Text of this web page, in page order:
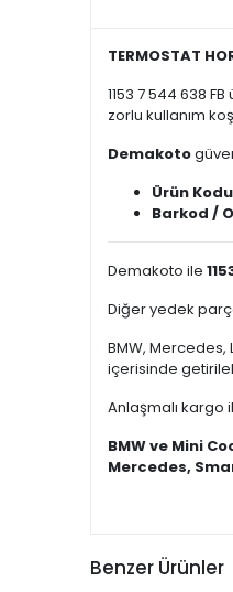
TERMOSTAT
1153 7 544 638
zorlu kullanım
Demakoto
Ürün
Barkod /
Demakoto ile
Diğer yedek
BMW,
içerisinde
Anlaşmalı kargo
BMW ve Mini
Mercedes,
Benzer Ürünler